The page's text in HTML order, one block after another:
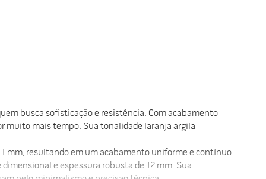
busca sofisticação e resistência. Com acabamento
muito mais tempo. Sua tonalidade laranja argila
mm, resultando em um acabamento uniforme e contínuo.
e espessura robusta de 12 mm. Sua